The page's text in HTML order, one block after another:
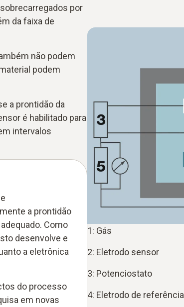
por
da faixa de
não podem
podem
a prontidão da
é habilitado para
intervalos
a prontidão
Como
desenvolve e
a eletrônica
do processo
em novas
1: Gás
2: Eletrodo sensor
3: Potenciostato
4: Eletrodo de referência